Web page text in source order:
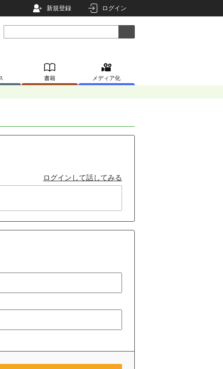
新規登録 ログイン
書籍 メディア化
ログインして話してみる